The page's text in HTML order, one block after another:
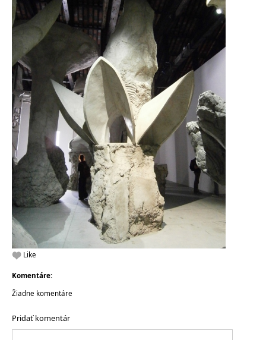
Like
Komentáre:
Žiadne komentáre
Pridať komentár